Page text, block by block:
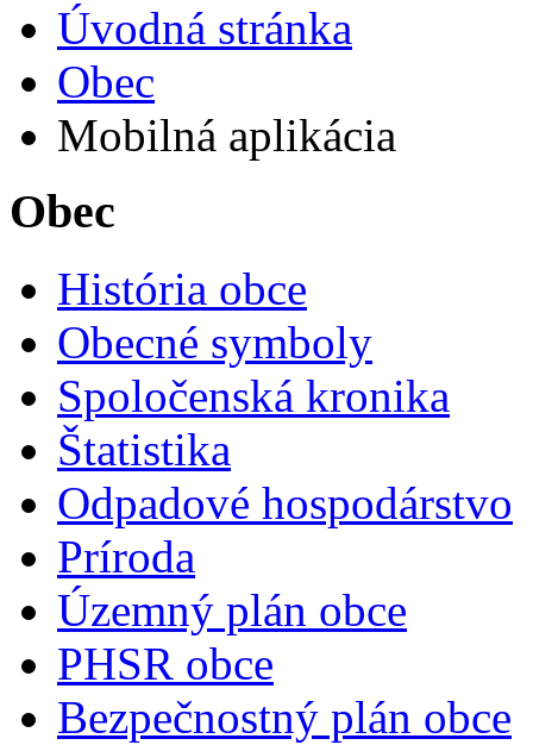
Úvodná stránka
Obec
Mobilná aplikácia
Obec
História obce
Obecné symboly
Spoločenská kronika
Štatistika
Odpadové hospodárstvo
Príroda
Územný plán obce
PHSR obce
Bezpečnostný plán obce